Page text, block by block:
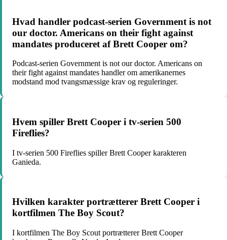
Hvad handler podcast-serien Government is not
our doctor. Americans on their fight against
mandates produceret af Brett Cooper om?
Podcast-serien Government is not our doctor. Americans on
their fight against mandates handler om amerikanernes
modstand mod tvangsmæssige krav og reguleringer.
Hvem spiller Brett Cooper i tv-serien 500
Fireflies?
I tv-serien 500 Fireflies spiller Brett Cooper karakteren
Ganieda.
Hvilken karakter portrætterer Brett Cooper i
kortfilmen The Boy Scout?
I kortfilmen The Boy Scout portrætterer Brett Cooper